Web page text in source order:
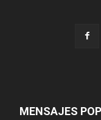
MENSAJES